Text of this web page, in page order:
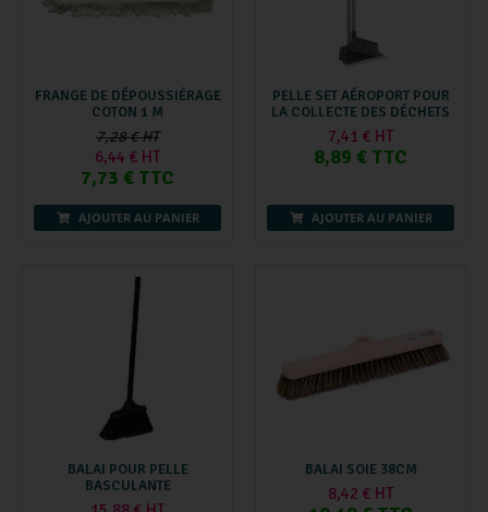
FRANGE DE DÉPOUSSIÉRAGE
COTON 1 M
7,28 € HT
6,44 € HT
7,73 € TTC
AJOUTER AU PANIER
PELLE SET AÉROPORT POUR
LA COLLECTE DES DÉCHETS
7,41 € HT
8,89 € TTC
AJOUTER AU PANIER
BALAI POUR PELLE
BASCULANTE
BALAI SOIE 38CM
8,42 € HT